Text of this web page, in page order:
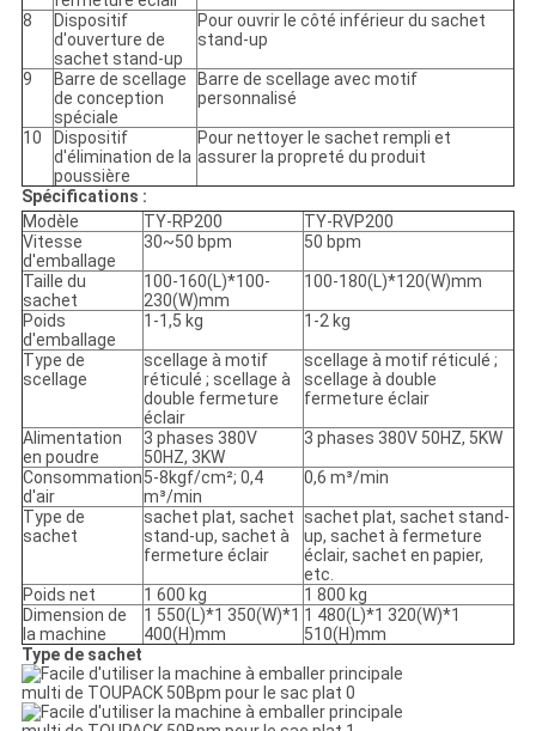
8
Dispositif
d'ouverture de
sachet stand-up
Pour ouvrir le côté inférieur du sachet
stand-up
9
Barre de scellage
de conception
spéciale
Barre de scellage avec motif
personnalisé
10
Dispositif
d'élimination de la
poussière
Pour nettoyer le sachet rempli et
assurer la propreté du produit
Spécifications :
Modèle
TY-RP200
TY-RVP200
Vitesse
d'emballage
30~50 bpm 50 bpm
Taille du
sachet
100-160(L)*100-
230(W)mm
100-180(L)*120(W)mm
Poids
d'emballage
1-1,5 kg 1-2 kg
Type de
scellage
scellage à motif
réticulé ; scellage à
double fermeture
éclair
scellage à motif réticulé ;
scellage à double
fermeture éclair
Alimentation
en poudre
3 phases 380V
50HZ, 3KW
3 phases 380V 50HZ, 5KW
Consommation
d'air
5-8kgf/cm²; 0,4
m³/min
0,6 m³/min
Type de
sachet
sachet plat, sachet
stand-up, sachet à
fermeture éclair
sachet plat, sachet stand-
up, sachet à fermeture
éclair, sachet en papier,
etc.
Poids net
1 600 kg
1 800 kg
Dimension de
la machine
1 550(L)*1 350(W)*1
400(H)mm
1 480(L)*1 320(W)*1
510(H)mm
Type de sachet